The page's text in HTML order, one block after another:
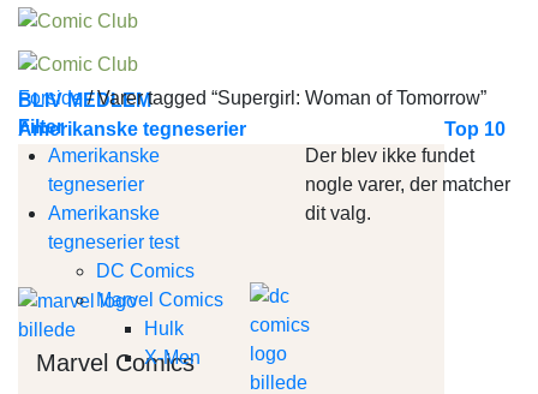
Skip
content
BLIV MEDLEM
Amerikanske tegneserier
Marvel Comics
Top 10
Forside /Varer tagged “Supergirl: Woman of Tomorrow”
Filter
Amerikanske
tegneserier
Amerikanske
tegneserier test
DC Comics
Marvel Comics
Hulk
X-Men
Der blev ikke fundet
nogle varer, der matcher
dit valg.